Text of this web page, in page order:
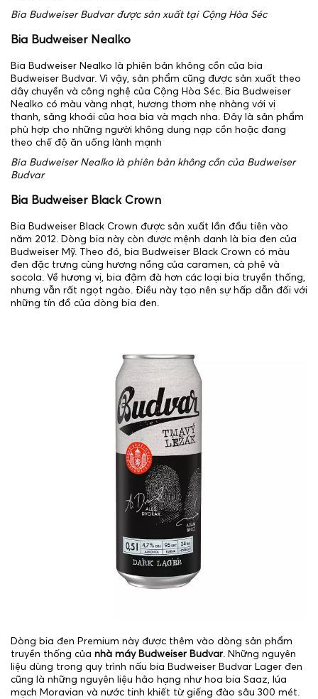
Bia Budweiser Budvar được sản xuất tại Cộng Hòa Séc
Bia Budweiser Nealko
Bia Budweiser Nealko là phiên bản không cồn của bia
Budweiser Budvar. Vì vậy, sản phẩm cũng được sản xuất theo
dây chuyền và công nghệ của Cộng Hòa Séc. Bia Budweiser
Nealko có màu vàng nhạt, hương thơm nhẹ nhàng với vị
thanh, sảng khoái của hoa bia và mạch nha. Đây là sản phẩm
phù hợp cho những người không dung nạp cồn hoặc đang
theo chế độ ăn uống lành mạnh
Bia Budweiser Nealko là phiên bản không cồn của Budweiser
Budvar
Bia Budweiser Black Crown
Bia Budweiser Black Crown được sản xuất lần đầu tiên vào
năm 2012. Dòng bia này còn được mệnh danh là bia đen của
Budweiser Mỹ. Theo đó, bia Budweiser Black Crown có màu
đen đặc trưng cùng hương nồng của caramen, cà phê và
socola. Về hương vị, bia đậm đà hơn các loại bia truyền thống,
nhưng vẫn rất ngọt ngào. Điều này tạo nên sự hấp dẫn đối với
những tín đồ của dòng bia đen.
Dòng bia đen Premium này được thêm vào dòng sản phẩm
truyền thống của nhà máy Budweiser Budvar . Những nguyên
liệu dùng trong quy trình nấu bia Budweiser Budvar Lager đen
cũng là những nguyên liệu hảo hạng như hoa bia Saaz, lúa
mạch Moravian và nước tinh khiết từ giếng đào sâu 300 mét.